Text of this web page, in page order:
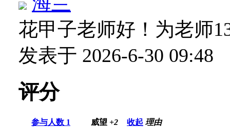
花甲子老师好！为老师
发表于 2026-6-30 09:48
评分
参与人数 1 威望 +2 收起 理由